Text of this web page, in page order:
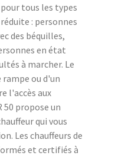
tous les types
: personnes
des béquilles,
en état
à marcher. Le
rampe ou d'un
l'accès aux
propose un
qui vous
Les chauffeurs de
et certifiés à